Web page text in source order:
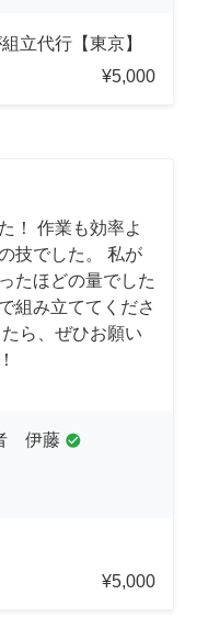
立代行【東京】
¥5,000
！ 作業も効率よ
技でした。 私が
たほどの量でした
組み立ててくださ
ら、ぜひお願い
伊藤 check_circle
¥5,000